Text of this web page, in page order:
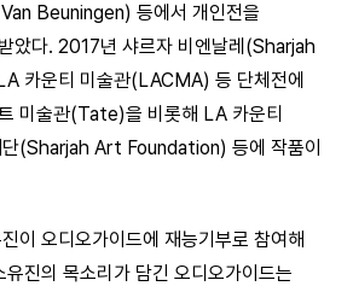
Beuningen) 등에서 개인전을
았다. 2017년 샤르자 비엔날레(Sharjah
카운티 미술관(LACMA) 등 단체전에
미술관(Tate)을 비롯해 LA 카운티
단(Sharjah Art Foundation) 등에 작품이
이 오디오가이드에 재능기부로 참여해
진의 목소리가 담긴 오디오가이드는